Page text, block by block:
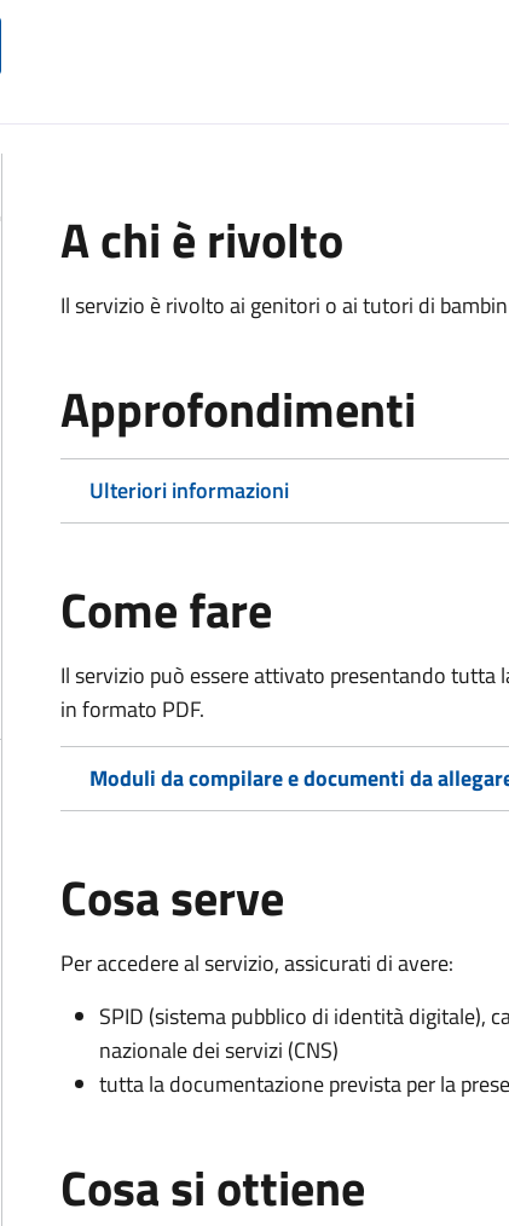
A chi è rivolto
Il servizio è rivolto ai genitori o ai tutori di
Approfondimenti
Ulteriori informazioni
Come fare
Il servizio può essere attivato presentando
in formato PDF.
Moduli da compilare e documenti da
Cosa serve
Per accedere al servizio, assicurati di avere:
SPID (sistema pubblico di identità digitale),
nazionale dei servizi (CNS)
tutta la documentazione prevista per la
Cosa si ottiene